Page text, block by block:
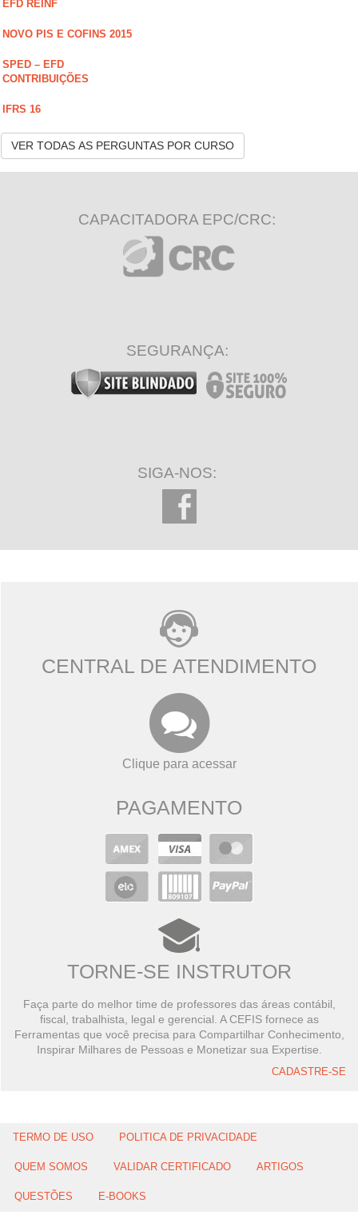
EFD REINF
NOVO PIS E COFINS 2015
SPED – EFD
CONTRIBUIÇÕES
IFRS 16
VER TODAS AS PERGUNTAS POR CURSO
CAPACITADORA EPC/CRC:
SEGURANÇA:
SIGA-NOS:
CENTRAL DE ATENDIMENTO
Clique para acessar
PAGAMENTO
TORNE-SE INSTRUTOR
Faça parte do melhor time de professores das áreas contábil,
fiscal, trabalhista, legal e gerencial. A CEFIS fornece as
Ferramentas que você precisa para Compartilhar Conhecimento,
Inspirar Milhares de Pessoas e Monetizar sua Expertise.
CADASTRE-SE
TERMO DE USO POLITICA DE PRIVACIDADE
QUEM SOMOS VALIDAR CERTIFICADO ARTIGOS
QUESTÕES E-BOOKS